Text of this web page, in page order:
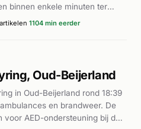
binnen enkele minuten ter
en
tot 21:51 uur. Details over de
niet bekend gemaakt.
1104 min eerder
Oud-Beijerland
in Oud-Beijerland rond 18:39
en brandweer. De
AED-ondersteuning bij de